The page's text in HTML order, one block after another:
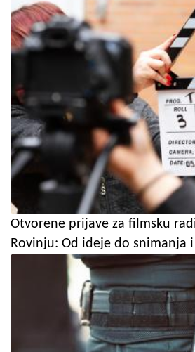
Otvorene prijave za filmsku
Rovinju: Od ideje do snimanja